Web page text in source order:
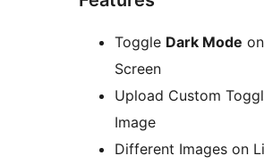
Toggle Dark Mode
Screen
Upload Custom
Image
Different Images on